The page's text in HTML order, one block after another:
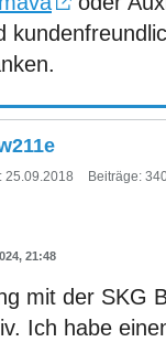
25.09.2018 Beiträge:
21:48
mit der SKG
Ich habe